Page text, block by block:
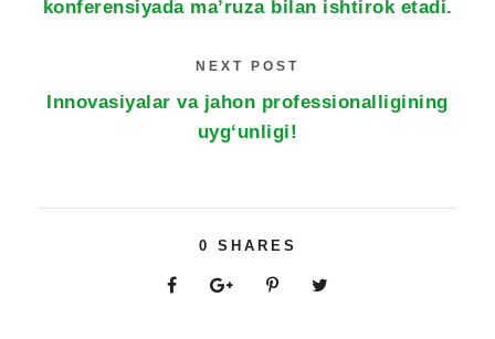
konferensiyada ma’ruza bilan ishtirok etadi.
NEXT POST
Innovasiyalar va jahon professionalligining
uyg‘unligi!
0 SHARES